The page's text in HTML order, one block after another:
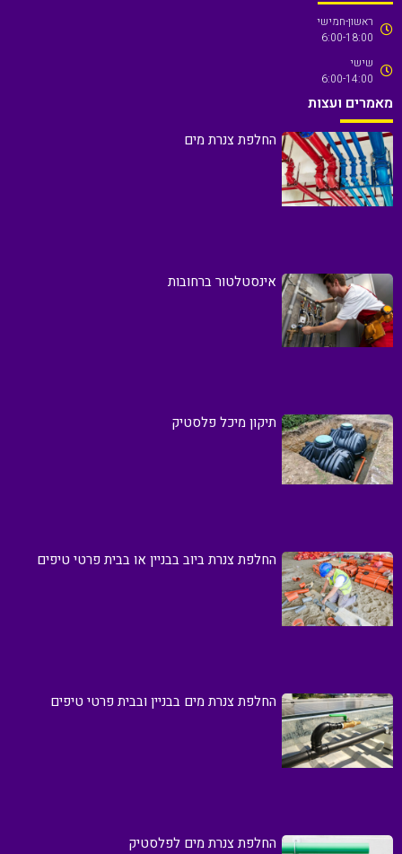
ראשון-חמישי
6:00-18:00
שישי
6:00-14:00
מאמרים ועצות
החלפת צנרת מים
אינסטלטור ברחובות
תיקון מיכל פלסטיק
החלפת צנרת ביוב בבניין או בבית פרטי טיפים
החלפת צנרת מים בבניין ובבית פרטי טיפים
החלפת צנרת מים לפלסטיק